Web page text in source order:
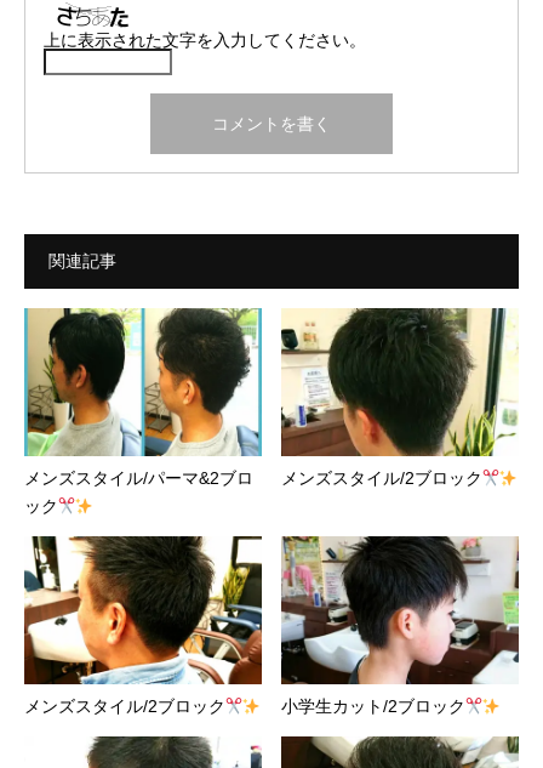
上に表示された文字を入力してください。
関連記事
メンズスタイル/パーマ&2ブロ
ック
メンズスタイル/2ブロック
メンズスタイル/2ブロック 小学生カット/2ブロック